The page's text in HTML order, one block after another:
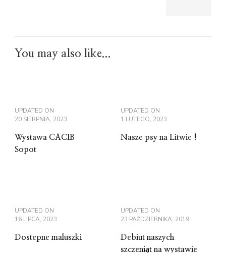
You may also like...
UPDATED ON
20 SIERPNIA, 2023
Wystawa CACIB
Sopot
UPDATED ON
1 LUTEGO, 2023
Nasze psy na Litwie !
UPDATED ON
16 LIPCA, 2023
Dostepne maluszki
UPDATED ON
23 PAŹDZIERNIKA, 2019
Debiut naszych
szczeniąt na wystawie